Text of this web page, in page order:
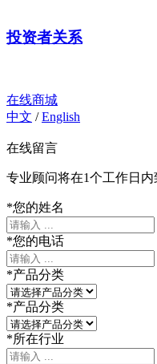
投资者关系
在线商城
中文 /English
在线留言
专业顾问将在1个工作日
*您的姓名
*您的电话
*产品分类
*产品分类
*所在行业